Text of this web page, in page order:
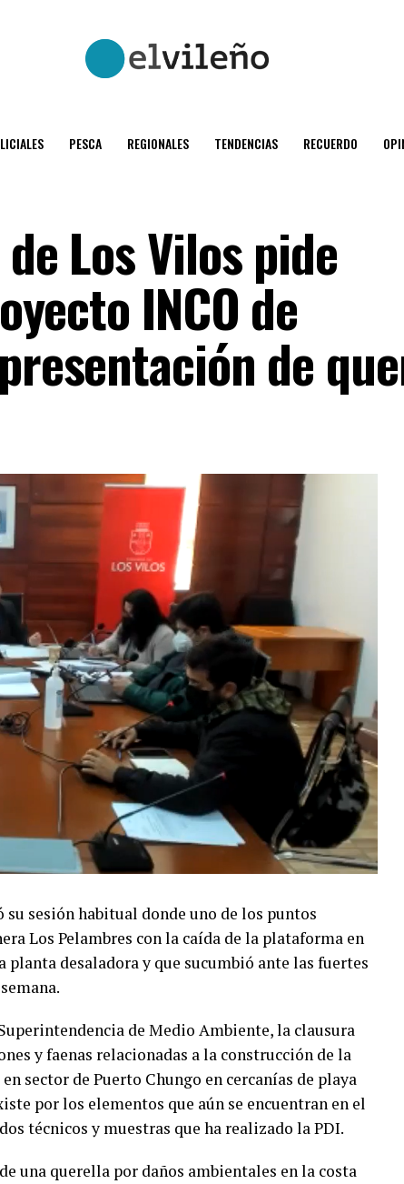
PESCA REGIONALES TENDENCIAS RECUERDO
Los Vilos pide
INCO de
de
sesión habitual donde uno de los puntos
Los Pelambres con la caída de la plataforma en
planta desaladora y que sucumbió ante las fuertes
de Medio Ambiente, la clausura
y faenas relacionadas a la construcción de la
sector de Puerto Chungo en cercanías de playa
por los elementos que aún se encuentran en el
técnicos y muestras que ha realizado la PDI.
una querella por daños ambientales en la costa